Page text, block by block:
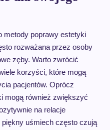
metody poprawy estetyki
rozważana przez osoby
zęby. Warto zwrócić
korzyści, które mogą
pacjentów. Oprócz
mogą również zwiększyć
na relacje
uśmiech często czują